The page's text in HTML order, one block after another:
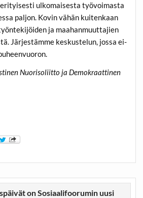
ulkomaisesta työvoimasta
paljon. Kovin vähän kuitenkaan
ja maahanmuuttajien
Järjestämme keskustelun, jossa ei-
Nuorisoliitto ja Demokraattinen
on Sosiaalifoorumin uusi